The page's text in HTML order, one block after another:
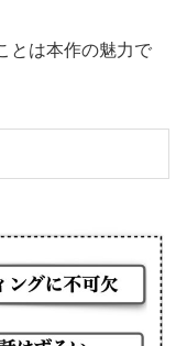
とは本作の魅力で